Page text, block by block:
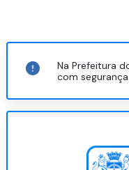
Na Prefeitura
com